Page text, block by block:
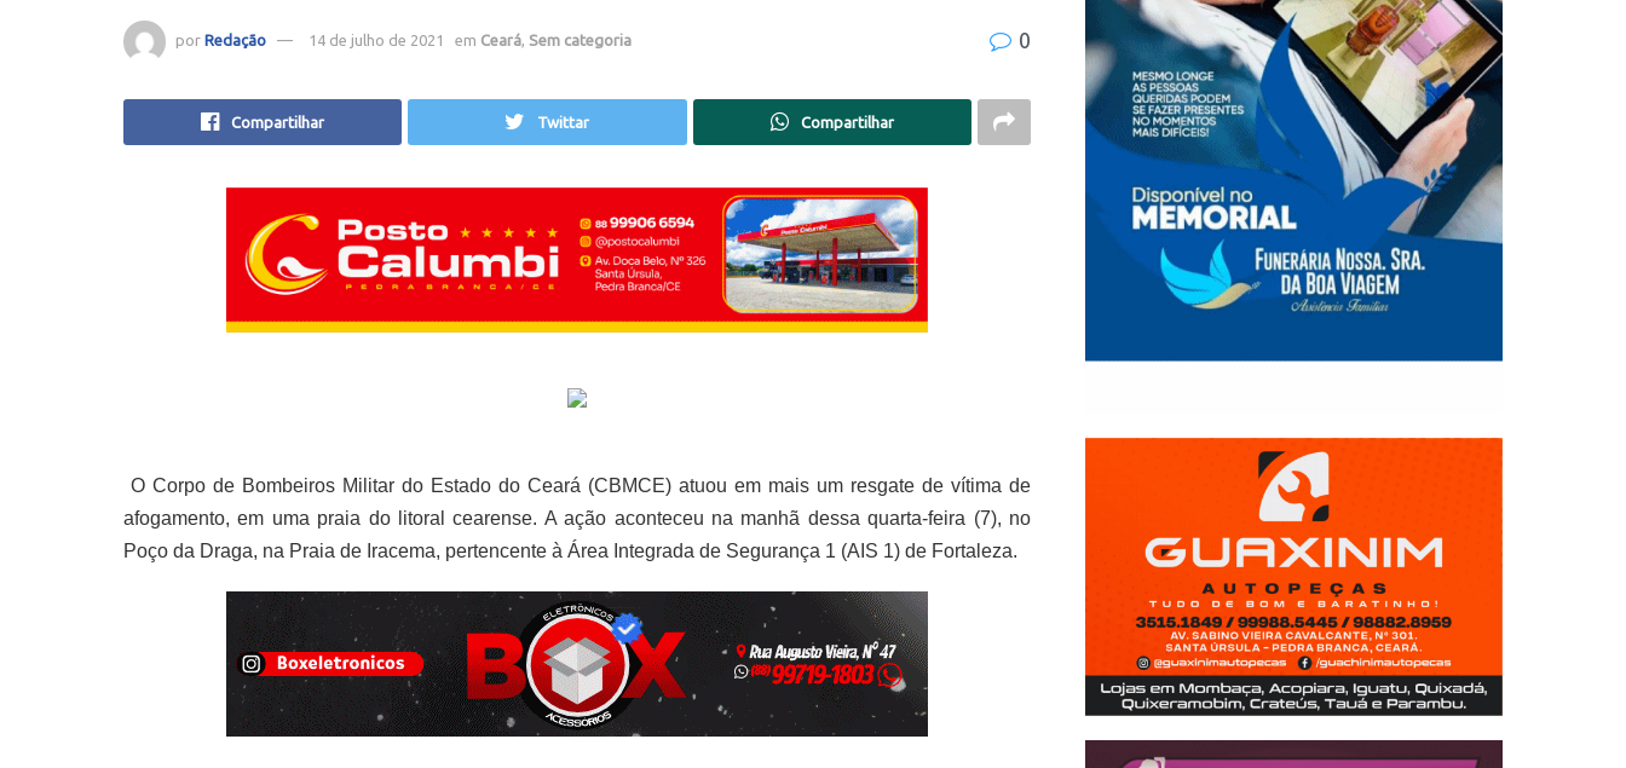
por Redação 14 de julho de 2021 em Ceará Sem categoria 0
Compartilhar Twittar Compartilhar
O Corpo de Bombeiros Militar do Estado do Ceará (CBMCE) atuou em mais um resgate de vítima de
afogamento, em uma praia do litoral cearense. A ação aconteceu na manhã dessa quarta-feira (7), no
Poço da Draga, na Praia de Iracema, pertencente à Área Integrada de Segurança 1 (AIS 1) de Fortaleza.